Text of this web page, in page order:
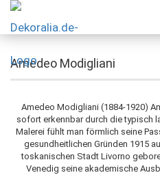
Amedeo Modigliani
Amedeo Modigliani (1884-1920)
sofort erkennbar durch die typisch
Malerei fühlt man förmlich seine
gesundheitlichen Gründen 1915
toskanischen Stadt Livorno
Venedig seine akademische